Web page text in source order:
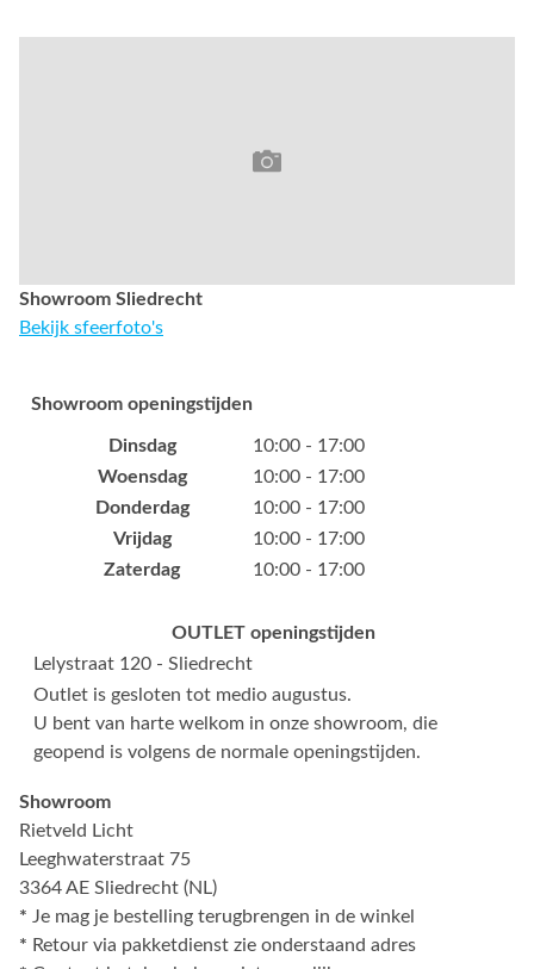
Showroom Sliedrecht
Bekijk sfeerfoto's
Showroom openingstijden
Dinsdag
10:00 - 17:00
Woensdag
10:00 - 17:00
Donderdag
10:00 - 17:00
Vrijdag
10:00 - 17:00
Zaterdag
10:00 - 17:00
OUTLET openingstijden
Lelystraat 120 - Sliedrecht
Outlet is gesloten tot medio augustus.
U bent van harte welkom in onze showroom, die
geopend is volgens de normale openingstijden.
Showroom
Rietveld Licht
Leeghwaterstraat 75
3364 AE Sliedrecht (NL)
* Je mag je bestelling terugbrengen in de winkel
* Retour via pakketdienst zie onderstaand adres